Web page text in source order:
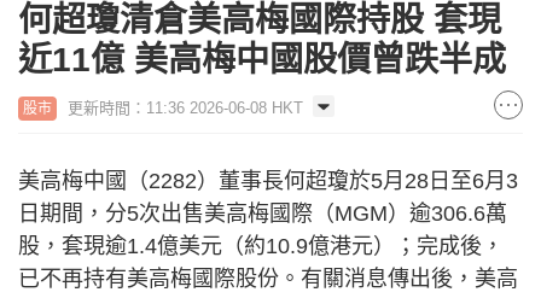
何超瓊清倉美高梅國際持股 套現
近11億 美高梅中國股價曾跌半成
股市 更新時間：11:36 2026-06-08 HKT
美高梅中國（2282）董事長何超瓊於5月28日至6月3
日期間，分5次出售美高梅國際（MGM）逾306.6萬
股，套現逾1.4億美元（約10.9億港元）；完成後，
已不再持有美高梅國際股份。有關消息傳出後，美高